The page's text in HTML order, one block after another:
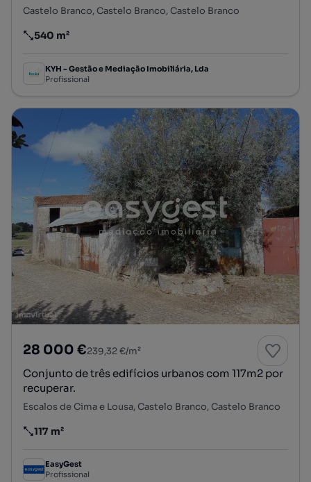
Castelo Branco, Castelo Branco, Castelo Branco
Preço por metro quadrado
540 m²
KYH - Gestão e Mediação Imobiliária, Lda
Profissional
28 000 €239,32 €/m²
Conjunto de três edifícios urbanos com 117m2 por
recuperar.
Escalos de Cima e Lousa, Castelo Branco, Castelo Branco
Preço por metro quadrado
117 m²
EasyGest
Profissional